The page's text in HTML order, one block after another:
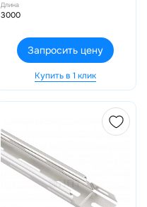
Длина
3000
Запросить цену
Купить в 1 клик